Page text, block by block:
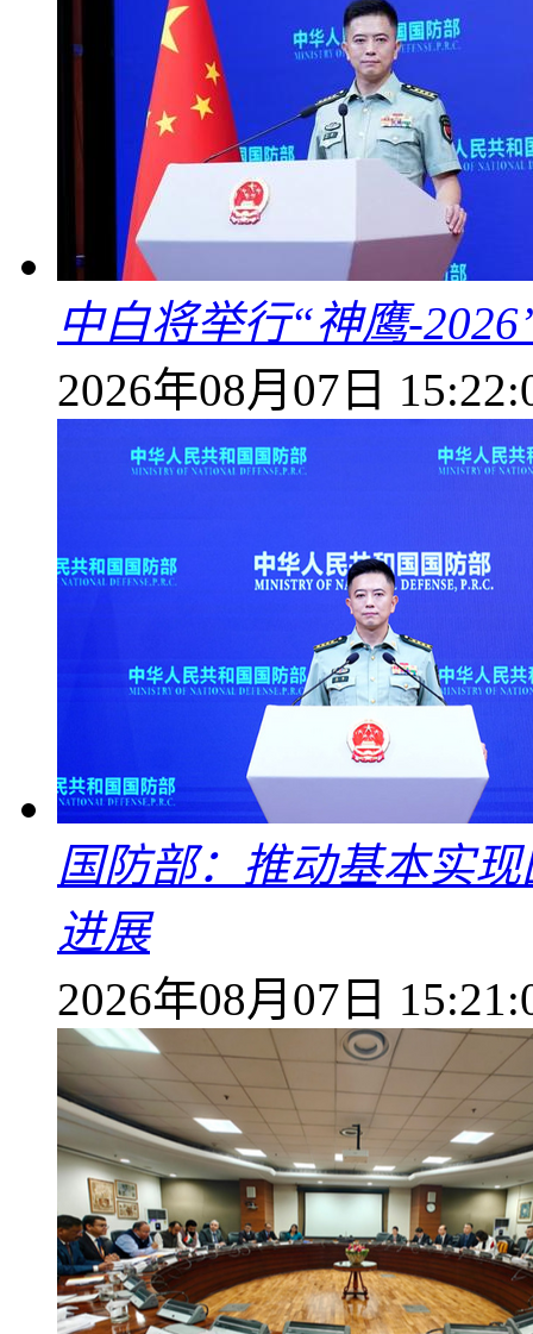
中白将举行“神鹰-
2026年08月07日
国防部：推动基本实
进展
2026年08月07日